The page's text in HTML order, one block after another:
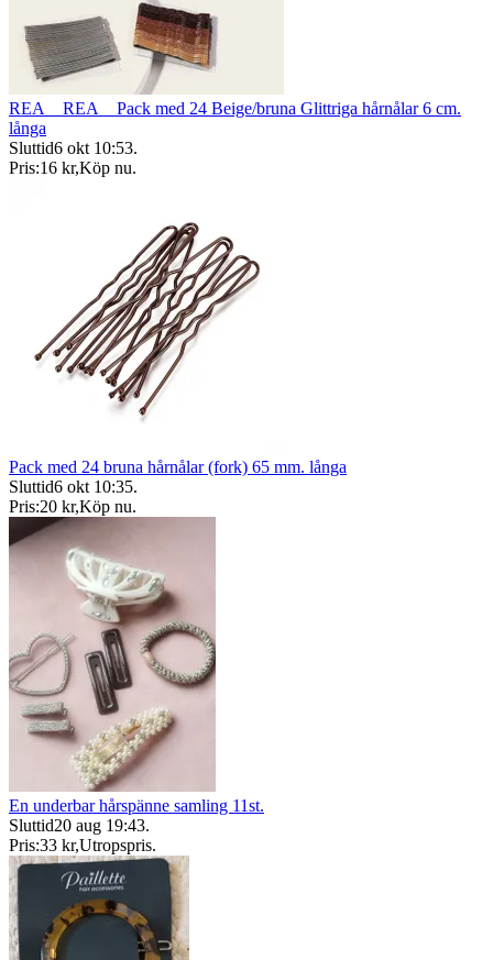
REA__REA__Pack med 24 Beige/bruna Glittriga hårnålar 6 cm.
långa
Sluttid6 okt 10:53.
Pris:16 kr,Köp nu.
Pack med 24 bruna hårnålar (fork) 65 mm. långa
Sluttid6 okt 10:35.
Pris:20 kr,Köp nu.
En underbar hårspänne samling 11st.
Sluttid20 aug 19:43.
Pris:33 kr,Utropspris.